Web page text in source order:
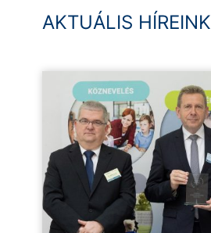
AKTUÁLIS HÍREINK